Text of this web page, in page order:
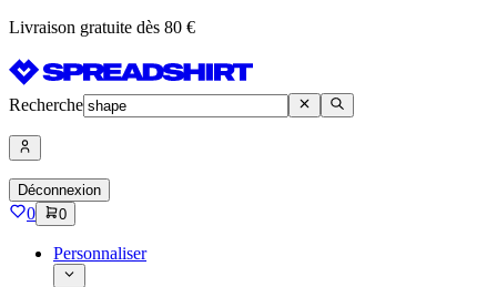
Livraison gratuite dès 80 €
Recherche
Déconnexion
0 0
Personnaliser